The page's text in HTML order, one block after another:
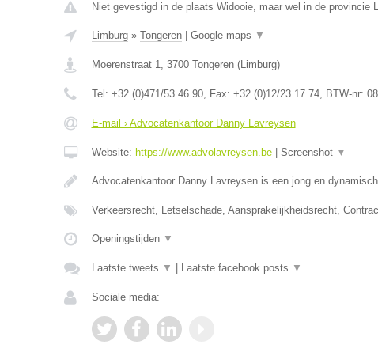
Niet gevestigd in de plaats Widooie, maar wel in de provincie
Limburg» Tongeren| Google maps ▼
Moerenstraat 1, 3700 Tongeren(Limburg)
Tel: +32 (0)471/53 46 90, Fax: +32 (0)12/23 17 74, BTW-nr:
E-mail › Advocatenkantoor Danny Lavreysen
Website: https://www.advolavreysen.be| Screenshot ▼
Advocatenkantoor Danny Lavreysen is een jong en
Verkeersrecht, Letselschade, Aansprakelijkheidsrecht,
Openingstijden ▼
Laatste tweets ▼ Laatste facebook posts ▼
Sociale media: